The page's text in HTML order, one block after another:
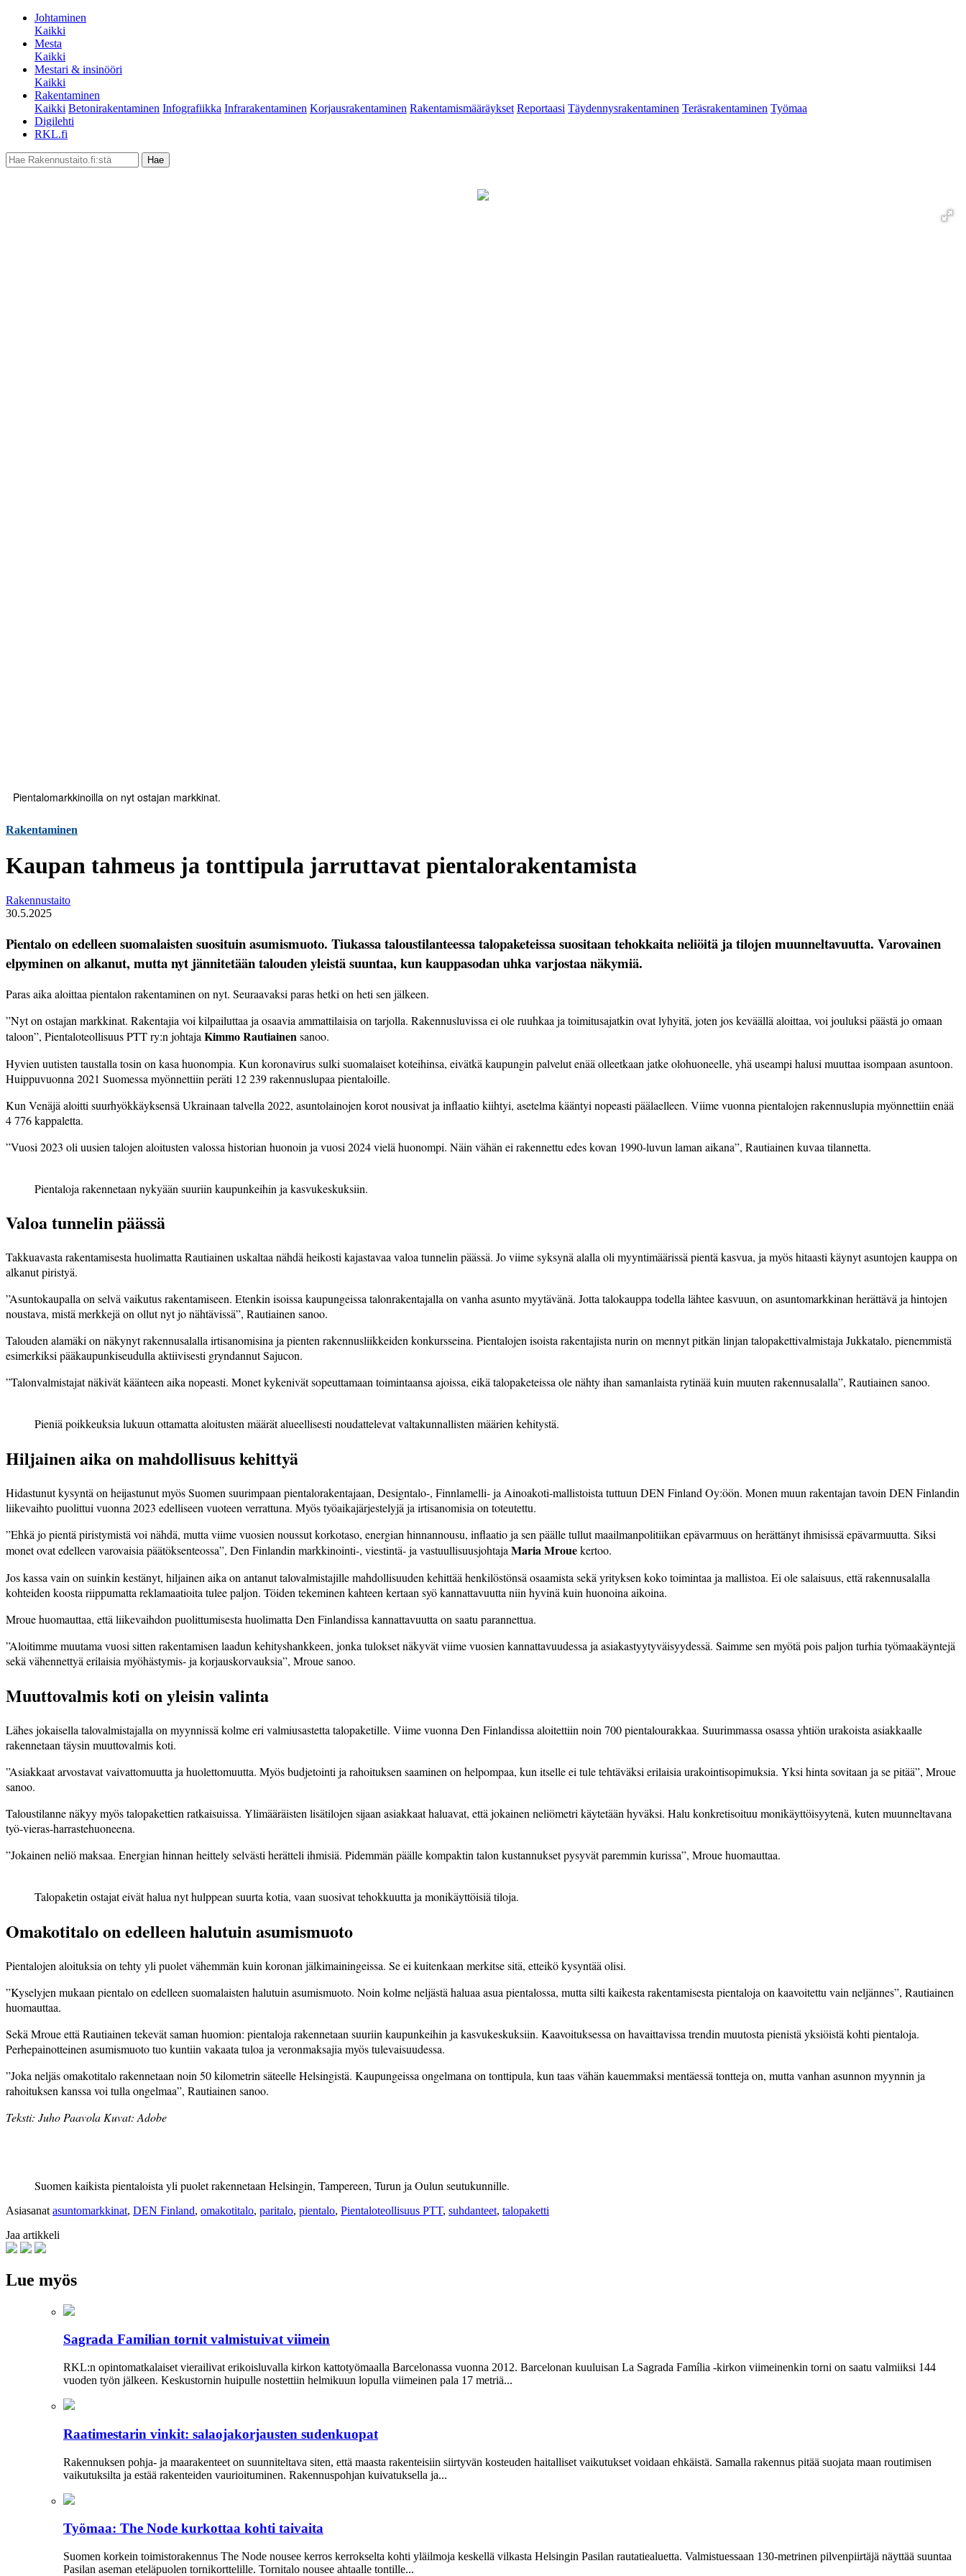
Johtaminen
Kaikki
Mesta
Kaikki
Mestari & insinööri
Kaikki
Rakentaminen
Kaikki Betonirakentaminen Infografiikka Infrarakentaminen Korjausrakentaminen Rakentamismääräykset Reportaasi Täydennysrakentaminen Teräsrakentaminen Työmaa
Digilehti
RKL.fi
Pientalomarkkinoilla on nyt ostajan markkinat.
Rakentaminen
Kaupan tahmeus ja tonttipula jarruttavat pientalorakentamista
Rakennustaito
30.5.2025
Pientalo on edelleen suomalaisten suosituin asumismuoto. Tiukassa taloustilanteessa talopaketeissa suositaan tehokkaita neliöitä ja tilojen muunneltavuutta. Varovainen
elpyminen on alkanut, mutta nyt jännitetään talouden yleistä suuntaa, kun kauppasodan uhka varjostaa näkymiä.
Parasaika aloittaa pientalon rakentaminen on nyt. Seuraavaksi parashetki on heti sen jälkeen.
”Nyton ostajan markkinat. Rakentajia voi kilpailuttaa ja osaavia ammattilaisia on tarjolla. Rakennusluvissa ei oleruuhkaa ja toimitusajatkin ovatlyhyitä, joten joskeväällä aloittaa, voi jouluksi päästä joomaan
taloon”, PientaloteollisuusPTTry:n johtaja KimmoRautiainen sanoo.
Hyvien uutisten taustalla tosin on kasa huonompia. Kun koronavirussulki suomalaisetkoteihinsa, eivätkä kaupungin palvelutenää olleetkaan jatkeolohuoneelle, yhä useampi halusi muuttaa isompaan asuntoon.
Huippuvuonna 2021 Suomessa myönnettiin peräti 12239rakennuslupaa pientaloille.
Kun Venäjä aloitti suurhyökkäyksensä Ukrainaan talvella 2022, asuntolainojen korotnousivatja inflaatiokiihtyi, asetelma kääntyi nopeasti päälaelleen. Viimevuonna pientalojen rakennuslupia myönnettiin enää
4776kappaletta.
”Vuosi 2023 oli uusien talojen aloitusten valossa historian huonoin ja vuosi 2024vielä huonompi. Näin vähän ei rakennettu edeskovan 1990-luvun laman aikana”, Rautiainen kuvaa tilannetta.
Pientaloja rakennetaan nykyään suuriin kaupunkeihin ja kasvukeskuksiin.
Valoa tunnelin päässä
Takkuavasta rakentamisesta huolimatta Rautiainen uskaltaa nähdä heikosti kajastavaa valoa tunnelin päässä. Jo viime syksynä alalla oli myyntimäärissä pientä kasvua, ja myös hitaasti käynyt asuntojen kauppa on
alkanut piristyä.
”Asuntokaupalla on selvä vaikutus rakentamiseen. Etenkin isoissa kaupungeissa talonrakentajalla on vanha asunto myytävänä. Jotta talokauppa todella lähtee kasvuun, on asuntomarkkinan herättävä ja hintojen
noustava, mistä merkkejä on ollut nyt jo nähtävissä”, Rautiainen sanoo.
Talouden alamäki on näkynyt rakennusalalla irtisanomisina ja pienten rakennusliikkeiden konkursseina. Pientalojen isoista rakentajista nurin on mennyt pitkän linjan talopakettivalmistaja Jukkatalo, pienemmistä
esimerkiksi pääkaupunkiseudulla aktiivisesti gryndannut Sajucon.
”Talonvalmistajat näkivät käänteen aika nopeasti. Monet kykenivät sopeuttamaan toimintaansa ajoissa, eikä talopaketeissa ole nähty ihan samanlaista rytinää kuin muuten rakennusalalla”, Rautiainen sanoo.
Pieniä poikkeuksia lukuun ottamatta aloitusten määrät alueellisesti noudattelevat valtakunnallisten määrien kehitystä.
Hiljainen aika on mahdollisuus kehittyä
Hidastunut kysyntä on heijastunut myös Suomen suurimpaan pientalorakentajaan, Designtalo-, Finnlamelli- ja Ainoakoti-mallistoista tuttuun DEN Finland Oy:öön. Monen muun rakentajan tavoin DEN Finlandin
liikevaihto puolittui vuonna 2023 edelliseen vuoteen verrattuna. Myös työaikajärjestelyjä ja irtisanomisia on toteutettu.
”Ehkä jo pientä piristymistä voi nähdä, mutta viime vuosien noussut korkotaso, energian hinnannousu, inflaatio ja sen päälle tullut maailmanpolitiikan epävarmuus on herättänyt ihmisissä epävarmuutta. Siksi
monet ovat edelleen varovaisia päätöksenteossa”, Den Finlandin markkinointi-, viestintä- ja vastuullisuusjohtajaMaria Mrouekertoo.
Jos kassa vain on suinkin kestänyt, hiljainen aika on antanut talovalmistajille mahdollisuuden kehittää henkilöstönsä osaamista sekä yrityksen koko toimintaa ja mallistoa. Ei ole salaisuus, että rakennusalalla
kohteiden koosta riippumatta reklamaatioita tulee paljon. Töiden tekeminen kahteen kertaan syö kannattavuutta niin hyvinä kuin huonoina aikoina.
Mroue huomauttaa, että liikevaihdon puolittumisesta huolimatta Den Finlandissa kannattavuutta on saatu parannettua.
”Aloitimme muutama vuosi sitten rakentamisen laadun kehityshankkeen, jonka tulokset näkyvät viime vuosien kannattavuudessa ja asiakastyytyväisyydessä. Saimme sen myötä pois paljon turhia työmaakäyntejä
sekä vähennettyä erilaisia myöhästymis- ja korjauskorvauksia”, Mroue sanoo.
Muuttovalmis koti on yleisin valinta
Lähes jokaisella talovalmistajalla on myynnissä kolme eri valmiusastetta talopaketille. Viime vuonna Den Finlandissa aloitettiin noin 700 pientalourakkaa. Suurimmassa osassa yhtiön urakoista asiakkaalle
rakennetaan täysin muuttovalmis koti.
”Asiakkaat arvostavat vaivattomuutta ja huolettomuutta. Myös budjetointi ja rahoituksen saaminen on helpompaa, kun itselle ei tule tehtäväksi erilaisia urakointisopimuksia. Yksi hinta sovitaan ja se pitää”, Mroue
sanoo.
Taloustilanne näkyy myös talopakettien ratkaisuissa. Ylimääräisten lisätilojen sijaan asiakkaat haluavat, että jokainen neliömetri käytetään hyväksi. Halu konkretisoituu monikäyttöisyytenä, kuten muunneltavana
työ-vieras-harrastehuoneena.
”Jokainen neliö maksaa. Energian hinnan heittely selvästi herätteli ihmisiä. Pidemmän päälle kompaktin talon kustannukset pysyvät paremmin kurissa”, Mroue huomauttaa.
Talopaketin ostajat eivät halua nyt hulppean suurta kotia, vaan suosivat tehokkuutta ja monikäyttöisiä tiloja.
Omakotitalo on edelleen halutuin asumismuoto
Pientalojen aloituksia on tehty yli puolet vähemmän kuin koronan jälkimainingeissa. Se ei kuitenkaan merkitse sitä, etteikö kysyntää olisi.
”Kyselyjen mukaan pientalo on edelleen suomalaisten halutuin asumismuoto. Noin kolme neljästä haluaa asua pientalossa, mutta silti kaikesta rakentamisesta pientaloja on kaavoitettu vain neljännes”, Rautiainen
huomauttaa.
Sekä Mroue että Rautiainen tekevät saman huomion: pientaloja rakennetaan suuriin kaupunkeihin ja kasvukeskuksiin. Kaavoituksessa on havaittavissa trendin muutosta pienistä yksiöistä kohti pientaloja.
Perhepainotteinen asumismuoto tuo kuntiin vakaata tuloa ja veronmaksajia myös tulevaisuudessa.
”Joka neljäs omakotitalo rakennetaan noin 50 kilometrin säteelle Helsingistä. Kaupungeissa ongelmana on tonttipula, kun taas vähän kauemmaksi mentäessä tontteja on, mutta vanhan asunnon myynnin ja
rahoituksen kanssa voi tulla ongelmaa”, Rautiainen sanoo.
Teksti: Juho Paavola Kuvat: Adobe
Suomen kaikista pientaloista yli puolet rakennetaan Helsingin, Tampereen, Turun ja Oulun seutukunnille.
Asiasanat asuntomarkkinat, DEN Finland, omakotitalo, paritalo, pientalo, Pientaloteollisuus PTT, suhdanteet, talopaketti
Jaa artikkeli
Lue myös
Sagrada Familian tornit valmistuivat viimein
RKL:n opintomatkalaiset vierailivat erikoisluvalla kirkon kattotyömaalla Barcelonassa vuonna 2012. Barcelonan kuuluisan La Sagrada Família -kirkon viimeinenkin torni on saatu valmiiksi­ 144
vuoden työn jälkeen. Keskustornin huipulle nostettiin helmikuun lopulla viimeinen pala 17 metriä...
Raatimestarin vinkit: salaojakorjausten sudenkuopat
Rakennuksen pohja- ja maarakenteet on suunniteltava siten, että maasta rakenteisiin siirtyvän kosteuden haitalliset vaikutukset voidaan ehkäistä. Samalla rakennus pitää suojata maan routimisen
vaikutuksilta ja estää rakenteiden vaurioituminen. Rakennuspohjan kuivatuksella ja...
Työmaa: The Node kurkottaa kohti taivaita
Suomen korkein toimistorakennus The Node nousee kerros kerrokselta kohti yläilmoja keskellä vilkasta Helsingin Pasilan rautatiealuetta. Valmistuessaan 130-metrinen pilvenpiirtäjä näyttää suuntaa
Pasilan aseman eteläpuolen tornikorttelille. Tornitalo nousee ahtaalle tontille...